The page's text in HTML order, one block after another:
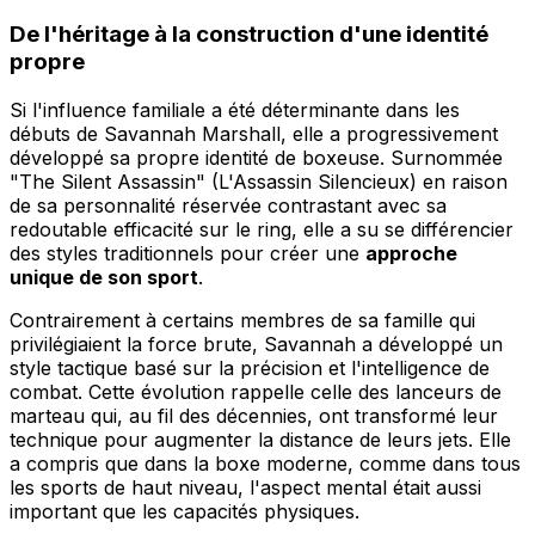
De l'héritage à la construction d'une identité
propre
Si l'influence familiale a été déterminante dans les
débuts de Savannah Marshall, elle a progressivement
développé sa propre identité de boxeuse. Surnommée
"The Silent Assassin" (L'Assassin Silencieux) en raison
de sa personnalité réservée contrastant avec sa
redoutable efficacité sur le ring, elle a su se différencier
des styles traditionnels pour créer une approche
unique de son sport.
Contrairement à certains membres de sa famille qui
privilégiaient la force brute, Savannah a développé un
style tactique basé sur la précision et l'intelligence de
combat. Cette évolution rappelle celle des lanceurs de
marteau qui, au fil des décennies, ont transformé leur
technique pour augmenter la distance de leurs jets. Elle
a compris que dans la boxe moderne, comme dans tous
les sports de haut niveau, l'aspect mental était aussi
important que les capacités physiques.